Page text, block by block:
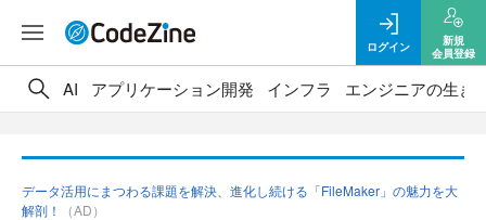
ログイン
新規
会員登録
AI アプリケーション開発 インフラ エンジニアの生き
データ活用にまつわる課題を解決、進化し続ける「FileMaker」の魅力を大
解剖！
（AD）